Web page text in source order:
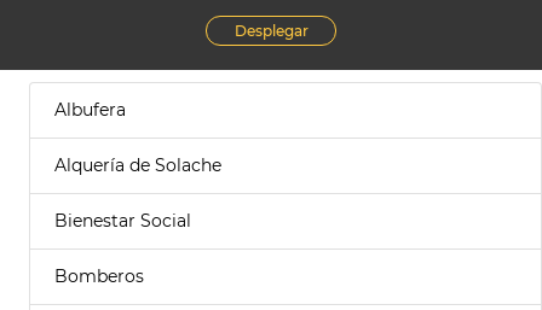
Desplegar
Albufera
Alquería de Solache
Bienestar Social
Bomberos